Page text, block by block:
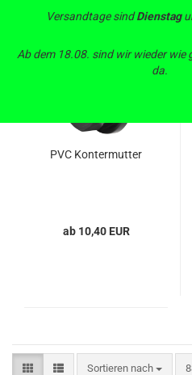
Versandtage sindDienstag
Ab dem 18.08. sind wir wieder wie
da.
PVC Kontermutter
ab 10,40 EUR
Sortieren nach
Sortieren nach